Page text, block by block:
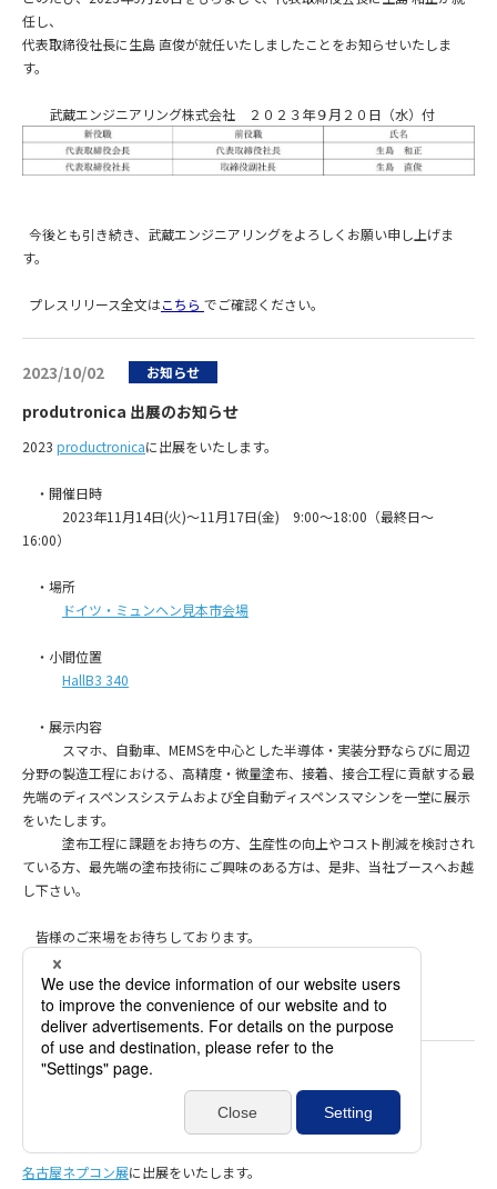
任し、
代表取締役社長に生島 直俊が就任いたしましたことをお知らせいたしま
す。
武蔵エンジニアリング株式会社 ２０２３年９月２０日（水）付
今後とも引き続き、武蔵エンジニアリングをよろしくお願い申し上げま
す。
プレスリリース全文はこちら でご確認ください。
2023/10/02 お知らせ
produtronica 出展のお知らせ
2023 productronicaに出展をいたします。
・開催日時
2023年11月14日(火)～11月17日(金) 9:00～18:00（最終日～
16:00）
・場所
ドイツ・ミュンヘン見本市会場
・小間位置
HallB3 340
・展示内容
スマホ、自動車、MEMSを中心とした半導体・実装分野ならびに周辺
分野の製造工程における、高精度・微量塗布、接着、接合工程に貢献する最
先端のディスペンスシステムおよび全自動ディスペンスマシンを一堂に展示
をいたします。
塗布工程に課題をお持ちの方、生産性の向上やコスト削減を検討され
ている方、最先端の塗布技術にご興味のある方は、是非、当社ブースへお越
し下さい。
皆様のご来場をお待ちしております。
2023/10/02 お知らせ
名古屋ネプコン展 出展のお知らせ
名古屋ネプコン展に出展をいたします。